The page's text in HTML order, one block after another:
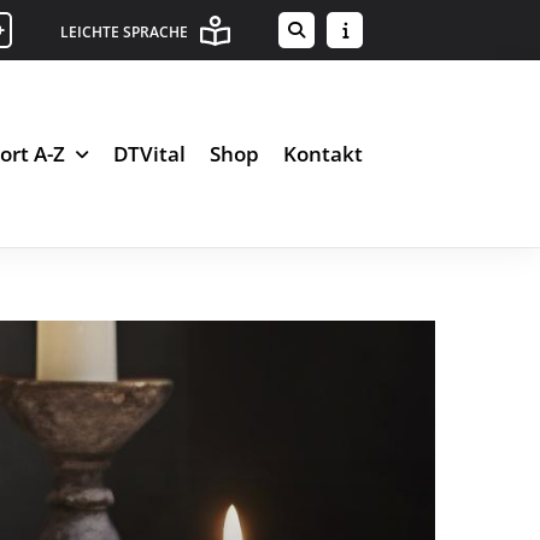
LEICHTE SPRACHE
A-Z DTVital Shop Kontakt